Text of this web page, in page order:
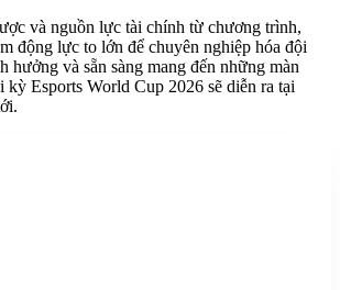
và nguồn lực tài chính từ chương trình,
động lực to lớn để chuyên nghiệp hóa đội
hưởng và sẵn sàng mang đến những màn
kỳ Esports World Cup 2026 sẽ diễn ra tại